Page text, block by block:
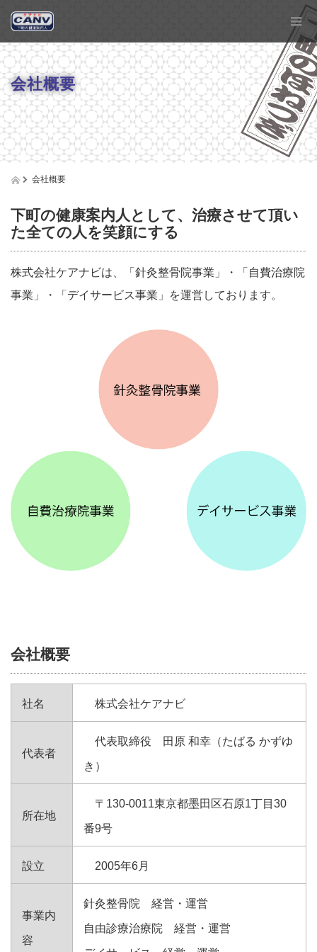
会社概要
会社概要
下町の健康案内人として、治療させて頂い
た全ての人を笑顔にする
株式会社ケアナビは、「針灸整骨院事業」・「自費治療院
事業」・「デイサービス事業」を運営しております。
会社概要
社名 株式会社ケアナビ
代表者
代表取締役 田原 和幸（たばる かずゆ
き）
所在地
〒130-0011東京都墨田区石原1丁目30
番9号
設立 2005年6月
事業内
容
針灸整骨院 経営・運営
自由診療治療院 経営・運営